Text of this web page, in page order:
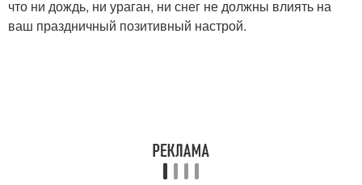
что ни дождь, ни ураган, ни снег не должны влиять на
ваш праздничный позитивный настрой.